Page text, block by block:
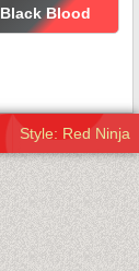
Black Blood
Style: Red Ninja